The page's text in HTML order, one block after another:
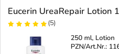
Eucerin UreaRepair Lotion
(5)
250 ml, Lotion
PZN/Art.Nr.: